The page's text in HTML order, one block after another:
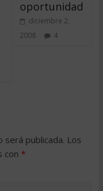
oportunidad
diciembre 2,
2008
4
será publicada. Los
con *